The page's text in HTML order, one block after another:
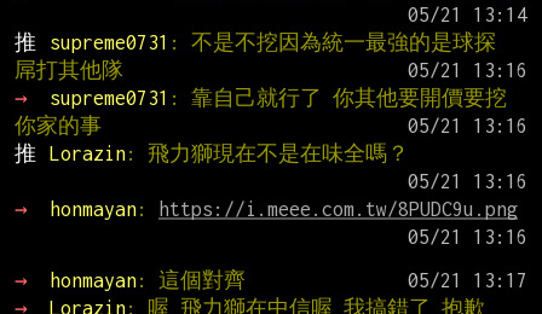
推
supreme0731 : 不是不挖因為統一最強的是球探
屌打其他隊
→
supreme0731 : 靠自己就行了 你其他要開價要挖
你家的事
推
Lorazin: 飛力獅現在不是在味全嗎？
→
honmayan:
https://i.meee.com.tw/8PUDC9u.png
→
honmayan: 這個對齊
→
Lorazin: 喔 飛力獅在中信喔 我搞錯了 抱歉